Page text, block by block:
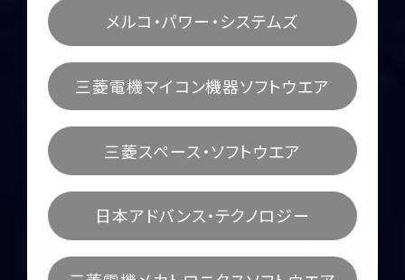
メルコ・パワー・システムズ
三菱電機マイコン機器ソフトウエア
三菱スペース・ソフトウエア
日本アドバンス・テクノロジー